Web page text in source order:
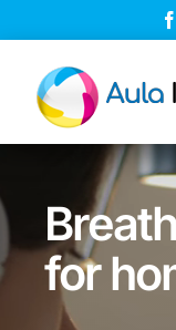
contenido
for